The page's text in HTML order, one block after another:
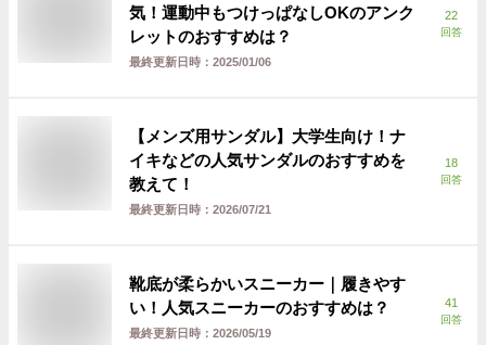
気！運動中もつけっぱなしOKのアンク
レットのおすすめは？
最終更新日時： 2025/01/06
22
回答
【メンズ用サンダル】大学生向け！ナ
イキなどの人気サンダルのおすすめを
教えて！
最終更新日時： 2026/07/21
18
回答
靴底が柔らかいスニーカー｜履きやす
い！人気スニーカーのおすすめは？
最終更新日時： 2026/05/19
41
回答